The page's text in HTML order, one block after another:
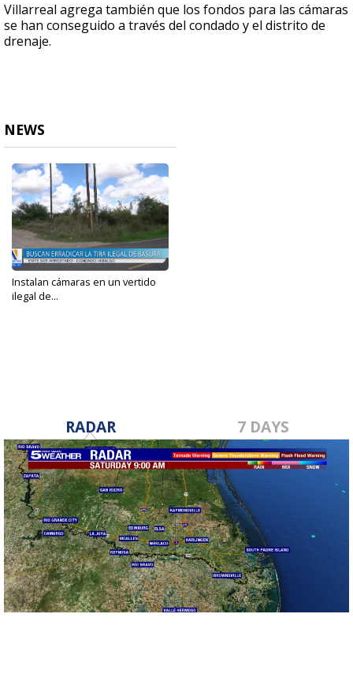
Villarreal agrega también que los fondos para las cámaras
se han conseguido a través del condado y el distrito de
drenaje.
NEWS
Instalan cámaras en un vertido
ilegal de...
RADAR 7 DAYS